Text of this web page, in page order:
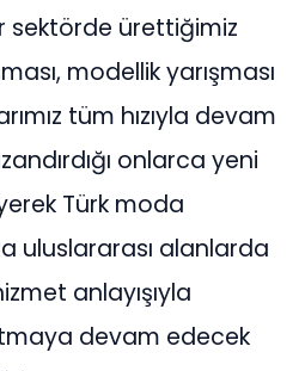
sektörde ürettiğimiz
modellik yarışması
tüm hızıyla devam
onlarca yeni
Türk moda
uluslararası alanlarda
anlayışıyla
devam edecek